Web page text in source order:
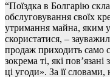
“Поїздка в Болгарію
обслуговування своїх
утримання майна, яким
скористатися, –
продаж приходить само
зокрема ті, які
ці угоди». За її